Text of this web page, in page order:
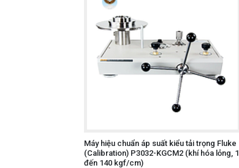
Máy hiệu chuẩn áp suất kiểu tải trọng Fluke
(Calibration) P3032-KGCM2 (khí hóa lỏng, 1
đến 140 kgf/cm)